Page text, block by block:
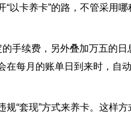
以卡养卡”的路，不管采用
手续费，另外叠加万五的
每月的账单日到来时，自
“套现”方式来养卡。这样